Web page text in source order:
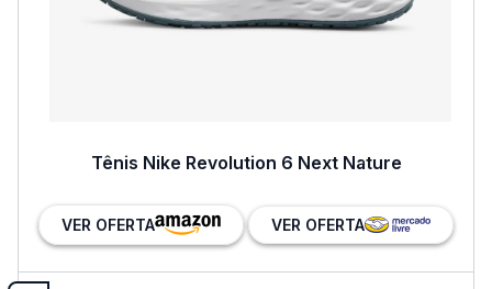
Tênis Nike Revolution 6 Next Nature
VER OFERTA VER OFERTA